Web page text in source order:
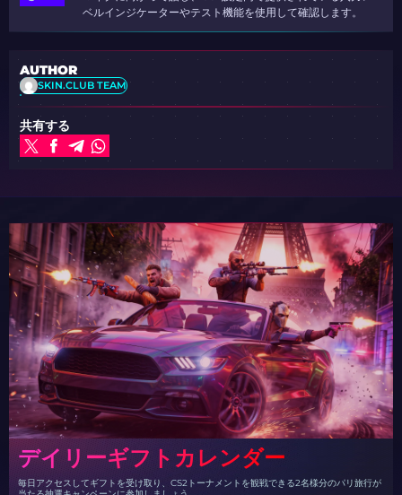
ベルインジケーターやテスト機能を使用して確認します。
AUTHOR
SKIN.CLUB TEAM
共有する
デイリーギフトカレンダー
毎日アクセスしてギフトを受け取り、CS2トーナメントを観戦できる2名様分のパリ旅行が